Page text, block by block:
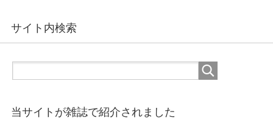
サイト内検索
当サイトが雑誌で紹介されました